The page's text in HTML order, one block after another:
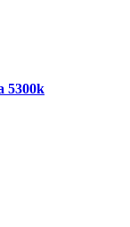
5300k